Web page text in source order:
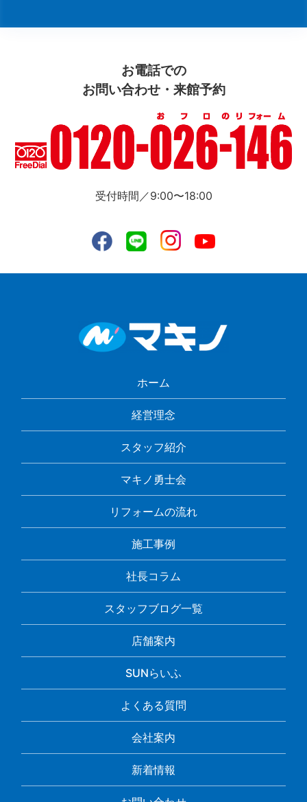
お電話での
お問い合わせ・来館予約
受付時間／9:00〜18:00
ホーム
経営理念
スタッフ紹介
マキノ勇士会
リフォームの流れ
施工事例
社長コラム
スタッフブログ一覧
店舗案内
SUNらいふ
よくある質問
会社案内
新着情報